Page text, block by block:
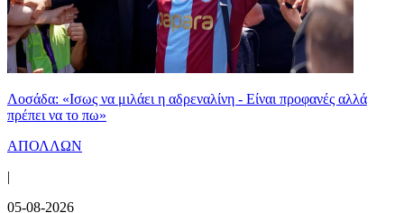
Λοσάδα: «Ισως να μιλάει η αδρεναλίνη - Είναι προφανές αλλά
πρέπει να το πω»
ΑΠΟΛΛΩΝ
|
05-08-2026